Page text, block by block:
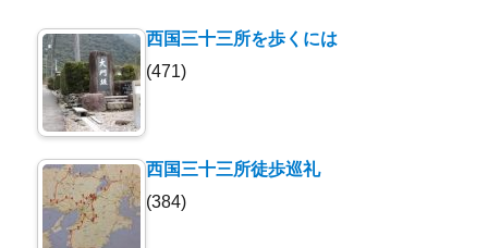
西国三十三所を歩くには
(471)
西国三十三所徒歩巡礼
(384)